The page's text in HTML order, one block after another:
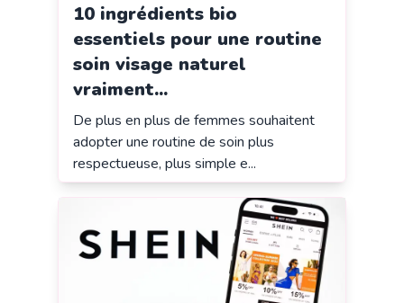
10 ingrédients bio
essentiels pour une routine
soin visage naturel
vraiment...
De plus en plus de femmes souhaitent
adopter une routine de soin plus
respectueuse, plus simple e...